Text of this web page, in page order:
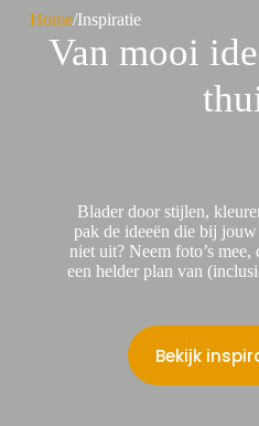
Home/Inspiratie
Van mooi
Blader door stijlen,
pak de ideeën die bij
niet uit? Neem foto’s mee,
een helder plan van
Bekijk